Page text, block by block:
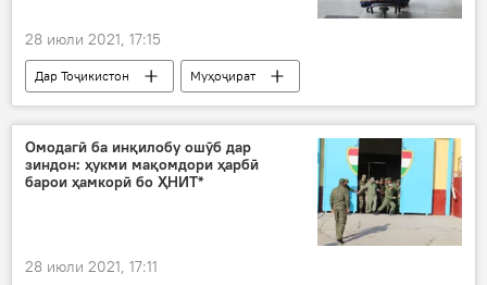
28 июли 2021, 17:15
Дар Тоҷикистон
Муҳоҷират
Дар Русия
Омодагӣ ба инқилобу ошӯб дар
зиндон: ҳукми мақомдори ҳарбӣ
барои ҳамкорӣ бо ҲНИТ*
28 июли 2021, 17:11